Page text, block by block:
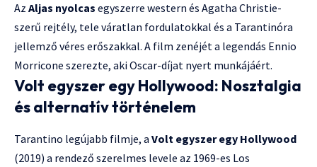
Az Aljas nyolcas egyszerre western és Agatha Christie-
szerű rejtély, tele váratlan fordulatokkal és a Tarantinóra
jellemző véres erőszakkal. A film zenéjét a legendás Ennio
Morricone szerezte, aki Oscar-díjat nyert munkájáért.
Volt egyszer egy Hollywood: Nosztalgia
és alternatív történelem
Tarantino legújabb filmje, a Volt egyszer egy Hollywood
(2019) a rendező szerelmes levele az 1969-es Los